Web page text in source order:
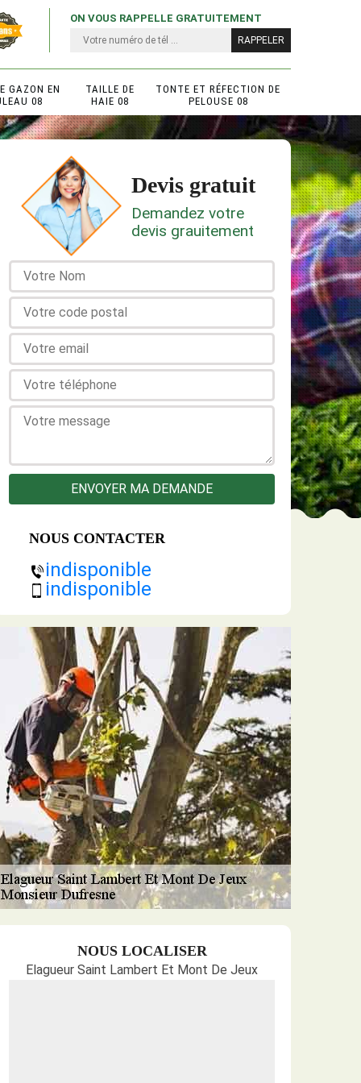
ON VOUS RAPPELLE GRATUITEMENT
GAZON EN
08
TAILLE DE
HAIE 08
TONTE ET RÉFECTION DE
PELOUSE 08
Devis gratuit
Demandez votre
devis grauitement
NOUS CONTACTER
indisponible
indisponible
NOUS LOCALISER
Elagueur Saint Lambert Et Mont De Jeux